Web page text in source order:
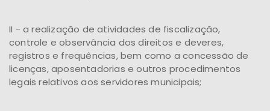
II - a realização de atividades de fiscalização,
controle e observância dos direitos e deveres,
registros e frequências, bem como a concessão de
licenças, aposentadorias e outros procedimentos
legais relativos aos servidores municipais;